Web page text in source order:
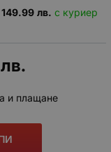
149.99 лв. с куриер
лв.
и плащане